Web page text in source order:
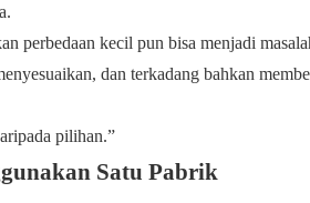
perbedaan kecil pun bisa menjadi
dan terkadang bahkan
pilihan.”
Satu Pabrik